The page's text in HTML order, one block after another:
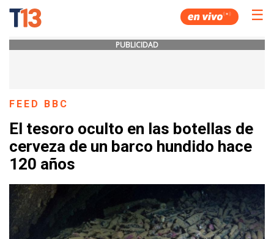
☰
PUBLICIDAD
FEED BBC
El tesoro oculto en las botellas de
cerveza de un barco hundido hace
120 años